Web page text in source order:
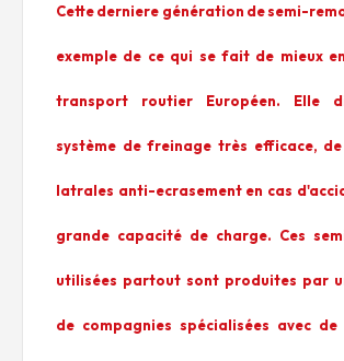
Cette derniere génération de semi-
exemple de ce qui se fait de mieux
transport routier Européen. Elle
système de freinage très efficace,
latrales anti-ecrasement en cas
grande capacité de charge. Ces
utilisées partout sont produites par
de compagnies spécialisées avec de